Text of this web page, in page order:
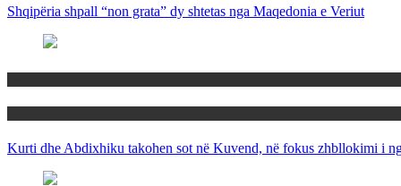
Shqipëria shpall “non grata” dy shtetas nga Maqedonia e Veriut
Kurti dhe Abdixhiku takohen sot në Kuvend, në fokus zhbllokimi i